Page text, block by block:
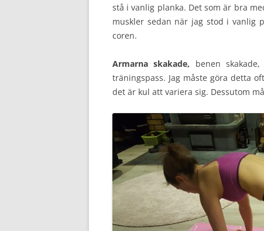
stå i vanlig planka. Det som är bra
muskler sedan när jag stod i vanlig
coren.
Armarna skakade, benen
träningspass. Jag måste göra detta
det är kul att variera sig. Dessutom